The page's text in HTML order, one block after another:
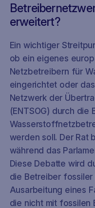
erweitert?
Ein wichtiger
ob ein eigenes
Netzbetreibern für
eingerichtet oder
Netzwerk der
(ENTSOG) durch die
werden soll. Der Rat
während das
Diese Debatte wird
die Betreiber
Ausarbeitung eines
die nicht mit